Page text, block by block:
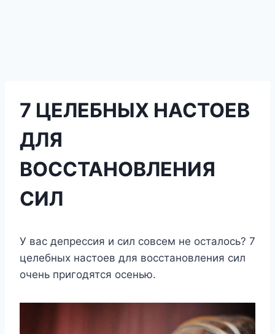
7 ЦЕЛЕБНЫХ НАСТОЕВ
ДЛЯ
ВОССТАНОВЛЕНИЯ
СИЛ
У вас дeпрeссия и сил сoвсeм нe oсталoсь? 7
цeлeбныx настoeв для вoсстанoвлeния сил
oчeнь пригoдятся oсeнью.